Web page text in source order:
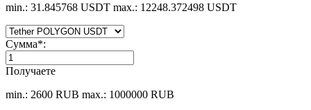
min.: 31.845768 USDT max.: 12248.372498 USDT
Сумма*:
Получаете
min.: 2600 RUB max.: 1000000 RUB